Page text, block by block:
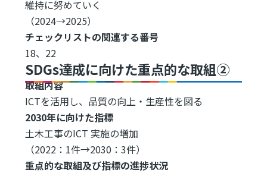
維持に努めていく
（2024→2025）
チェックリストの関連する番号
18、22
SDGs達成に向けた重点的な取組②
取組内容
ICTを活用し、品質の向上・生産性を図る
2030年に向けた指標
土木工事のICT 実施の増加
（2022：1件→2030：3件）
重点的な取組及び指標の進捗状況